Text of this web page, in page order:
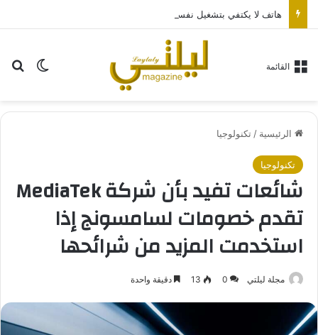
الوضع القائمة
الرئيسية /تكنولوجيا
تكنولوجيا
شائعات تفيد بأن شركة MediaTek
تقدم خصومات لسامسونج إذا
استخدمت المزيد من شرائحها
مجلة ليلتي 0
13 دقيقة واحدة